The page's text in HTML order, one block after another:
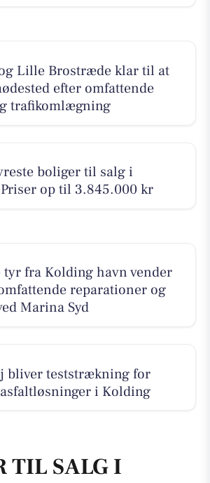
Lille Brostræde klar til at
efter omfattende
trafikomlægning
boliger til salg i
op til 3.845.000 kr
tyr fra Kolding havn vender
reparationer og
Marina Syd
bliver teststrækning for
i Kolding
TIL SALG I